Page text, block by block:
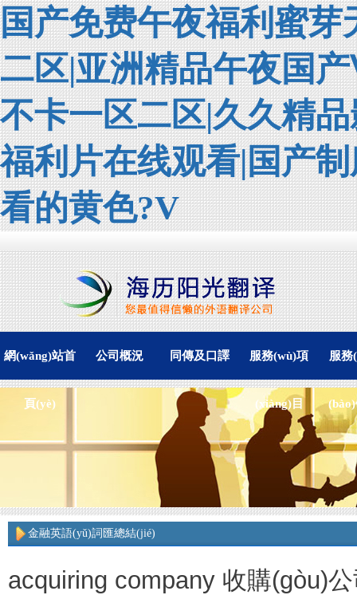
国产免费午夜福利蜜
二区|亚洲精品午夜国
不卡一区二区|久久精
福利片在线观看|国产
看的黄色?V
網(wǎng)站首
頁(yè)
公司概況 同傳及口譯 服務(wù)項
(xiàng)目
服務
金融英語(yǔ)詞匯總結(jié)
acquiring company 收購(gòu)